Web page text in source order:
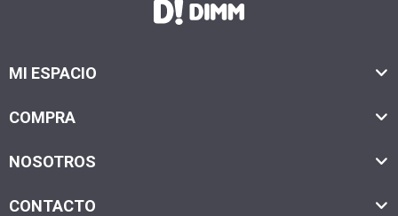
MI ESPACIO
COMPRA
NOSOTROS
CONTACTO